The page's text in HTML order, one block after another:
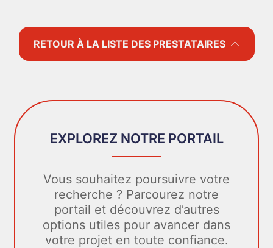
RETOUR À LA LISTE DES PRESTATAIRES
EXPLOREZ NOTRE PORTAIL
Vous souhaitez poursuivre votre
recherche ? Parcourez notre
portail et découvrez d’autres
options utiles pour avancer dans
votre projet en toute confiance.